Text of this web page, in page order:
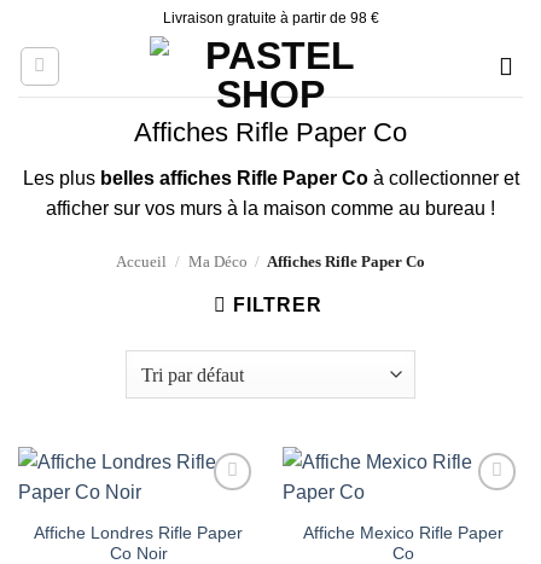
content
Livraison gratuite à partir de 98 €
Affiches Rifle Paper Co
Les plus belles affiches Rifle Paper Coà collectionner et
afficher sur vos murs à la maison comme au bureau !
Accueil / Ma Déco / Affiches Rifle Paper Co
FILTRER
à la liste
d’envies
Affiche Londres Rifle Paper
Co Noir
à la liste
d’envies
Affiche Mexico Rifle Paper
Co